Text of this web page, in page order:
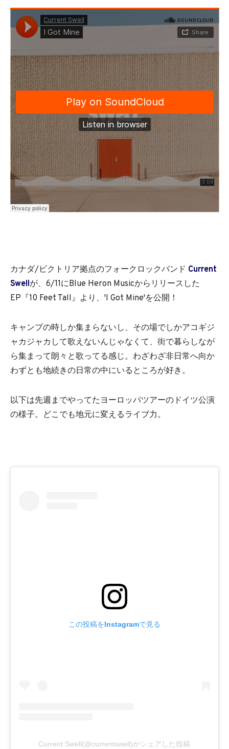
カナダ/ビクトリア拠点のフォークロックバンド Current
Swellが、6/11にBlue Heron Musicからリリースした
EP『10 Feet Tall』より、'I Got Mine'を公開！
キャンプの時しか集まらないし、その場でしかアコギジ
ャカジャカして歌えないんじゃなくて、街で暮らしなが
ら集まって朗々と歌ってる感じ。わざわざ非日常へ向か
わずとも地続きの日常の中にいるところが好き。
以下は先週までやってたヨーロッパツアーのドイツ公演
の様子。どこでも地元に変えるライブ力。
この投稿をInstagramで見る
Current Swell(@currentswell)がシェアした投稿